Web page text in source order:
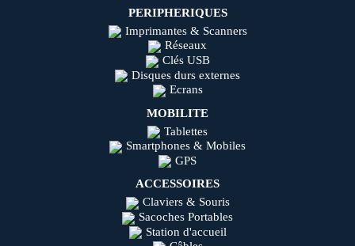
PERIPHERIQUES
Imprimantes & Scanners
Réseaux
Clés USB
Disques durs externes
Ecrans
MOBILITE
Tablettes
Smartphones & Mobiles
GPS
ACCESSOIRES
Claviers & Souris
Sacoches Portables
Station d'accueil